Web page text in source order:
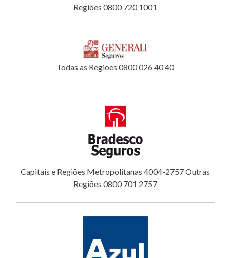
Regiões 0800 720 1001
Todas as Regiões 0800 026 40 40
Capitais e Regiões Metropolitanas 4004-2757 Outras
Regiões 0800 701 2757